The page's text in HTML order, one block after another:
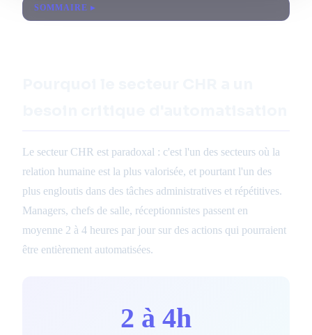
SOMMAIRE
Le secteur CHR est paradoxal : c'est l'un des secteurs où la
relation humaine est la plus valorisée, et pourtant l'un des
plus engloutis dans des tâches administratives et répétitives.
Managers, chefs de salle, réceptionnistes passent en
moyenne 2 à 4 heures par jour sur des actions qui pourraient
être entièrement automatisées.
2 à 4h